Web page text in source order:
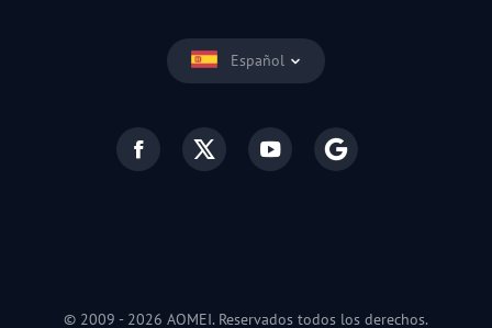
Español
© 2009 - 2026 AOMEI. Reservados todos los derechos.